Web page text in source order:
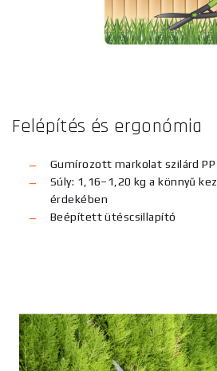
Felépítés és ergonómia
Gumírozott markolat szilárd
Súly: 1,16–1,20 kg a könnyű
érdekében
Beépített ütéscsillapító